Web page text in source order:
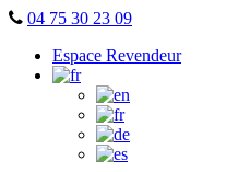
Skip
content
04 75 30 23 09
Espace Revendeur